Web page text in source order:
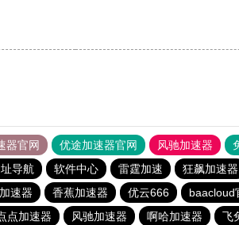
器官网 优途加速器官网 风驰加速器
导航 软件中心 雷霆加速 狂飙加速器
速器 香蕉加速器 优云666 baacloud
点加速器 风驰加速器 啊哈加速器 飞